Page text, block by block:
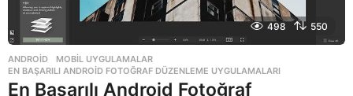
498 550
ANDROID ,MOBIL UYGULAMALAR
EN BAŞARILI ANDROID FOTOĞRAF DÜZENLEME UYGULAMALARI
En Başarılı Android Fotoğraf